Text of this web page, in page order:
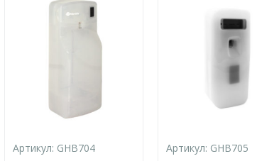
Артикул: GHB704
Артикул: GHB705